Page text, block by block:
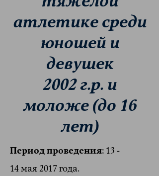
атлетике среди
юношей и
девушек
2002 г.р. и
моложе (до 16
лет)
Период проведения: 13 -
14 мая 2017 года.